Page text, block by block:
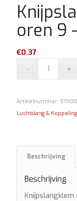
oren 9
€0.37
Artikelnummer: 511100
Luchtslang &
Beschrijving
Beschrijving
Knijpslangklem